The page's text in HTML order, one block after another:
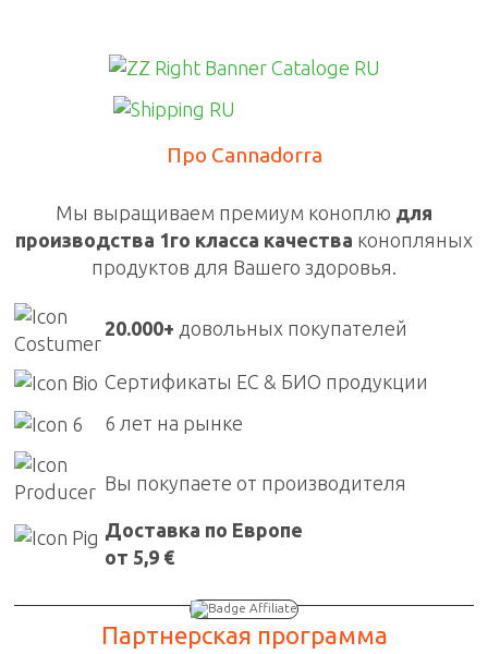
Про Cannadorra
Мы выращиваем премиум коноплю для
производства 1го класса качества конопляных
продуктов для Вашего здоровья.
20.000+ довольных покупателей
Сертификаты ЕС & БИО продукции
6 лет на рынке
Вы покупаете от производителя
Доставка по Европе
от 5,9 €
Партнерская программа